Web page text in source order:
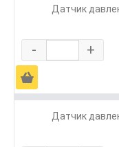
Датчик
- +
Ä
Датчик